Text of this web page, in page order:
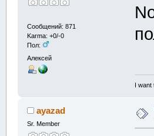
Сообщений: 871
Karma: +0/-0
Пол:
Алексей
I want
ayazad
Sr. Member